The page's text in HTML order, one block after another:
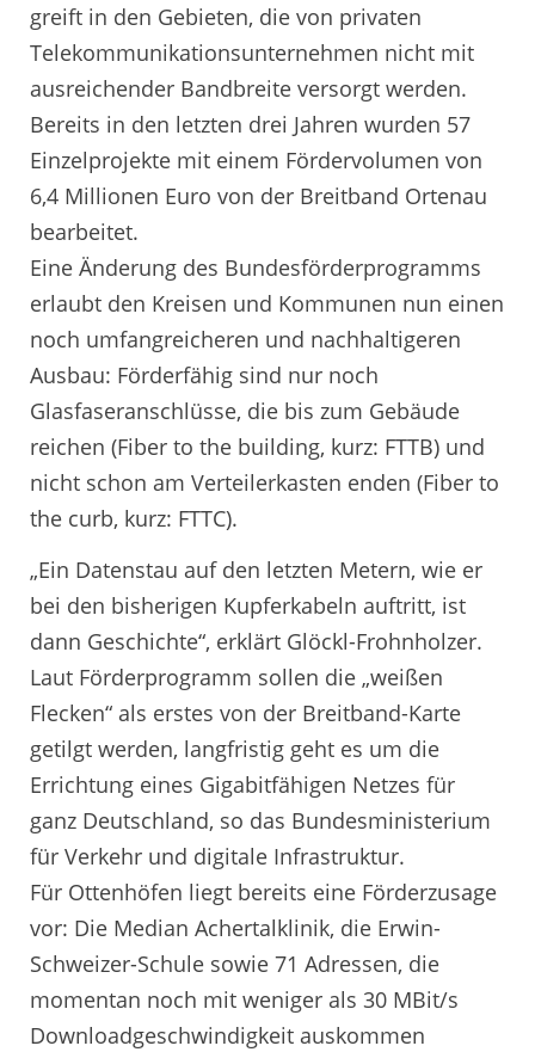
greift in den Gebieten, die von privaten
Telekommunikationsunternehmen nicht mit
ausreichender Bandbreite versorgt werden.
Bereits in den letzten drei Jahren wurden 57
Einzelprojekte mit einem Fördervolumen von
6,4 Millionen Euro von der Breitband Ortenau
bearbeitet.
Eine Änderung des Bundesförderprogramms
erlaubt den Kreisen und Kommunen nun einen
noch umfangreicheren und nachhaltigeren
Ausbau: Förderfähig sind nur noch
Glasfaseranschlüsse, die bis zum Gebäude
reichen (Fiber to the building, kurz: FTTB) und
nicht schon am Verteilerkasten enden (Fiber to
the curb, kurz: FTTC).
„Ein Datenstau auf den letzten Metern, wie er
bei den bisherigen Kupferkabeln auftritt, ist
dann Geschichte“, erklärt Glöckl-Frohnholzer.
Laut Förderprogramm sollen die „weißen
Flecken“ als erstes von der Breitband-Karte
getilgt werden, langfristig geht es um die
Errichtung eines Gigabitfähigen Netzes für
ganz Deutschland, so das Bundesministerium
für Verkehr und digitale Infrastruktur.
Für Ottenhöfen liegt bereits eine Förderzusage
vor: Die Median Achertalklinik, die Erwin-
Schweizer-Schule sowie 71 Adressen, die
momentan noch mit weniger als 30 MBit/s
Downloadgeschwindigkeit auskommen